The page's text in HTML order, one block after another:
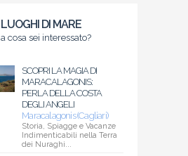
LUOGHI DI MARE
a cosa sei interessato?
SCOPRI LA MAGIA DI
MARACALAGONIS:
PERLA DELLA COSTA
DEGLI ANGELI
Maracalagonis (Cagliari)
Storia, Spiagge e Vacanze
Indimenticabili nella Terra
dei Nuraghi...